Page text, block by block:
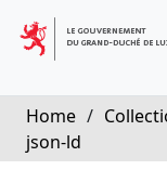
Home /
json-ld